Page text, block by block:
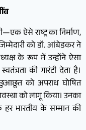
ऐसे राष्ट्र का निर्माण,
को डॉ. आंबेडकर ने
के रूप में उन्होंने ऐसा
की गारंटी देता है।
को अपराध घोषित
को लागू किया। उनका
भारतीय के सम्मान की